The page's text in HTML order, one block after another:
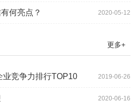
2020-05-12
何亮点？
更多+
2019-06-26
业竞争力排行TOP10
2020-06-16